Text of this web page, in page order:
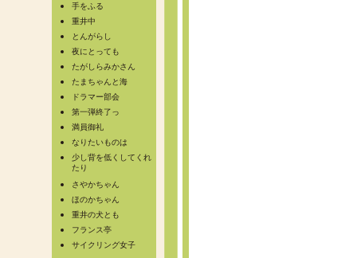
手をふる
重井中
とんがらし
夜にとっても
たがしらみかさん
たまちゃんと海
ドラマー部会
第一弾終了っ
満員御礼
なりたいものは
少し背を低くしてくれ
たり
さやかちゃん
ほのかちゃん
重井の犬とも
フランス亭
サイクリング女子